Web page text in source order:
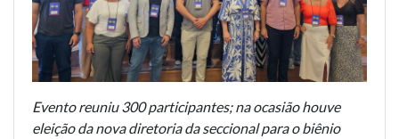
Evento reuniu 300 participantes; na ocasião houve
eleição da nova diretoria da seccional para o biênio